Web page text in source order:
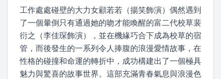
工作處處碰壁的大力女顧若若（揚笑飾演）偶然遇到
了一個暈倒只有通過她的吻才能喚醒的富二代校草裴
衍之（李佳琛飾演），並在機緣巧合下成為校草的宿
管，而後發生的一系列令人捧腹的浪漫愛情故事，在
性格的碰撞和命運的轉折中，成功構建出了一個極具
魅力與驚喜的故事世界。這部充滿青春氣息與浪漫色